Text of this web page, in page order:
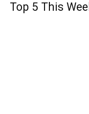
Top 5 This